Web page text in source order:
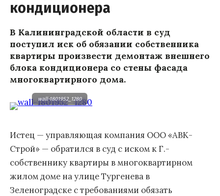
кондиционера
В Калининградской области в суд
поступил иск об обязании собственника
квартиры произвести демонтаж внешнего
блока кондиционера со стены фасада
многоквартирного дома.
wall-1801952_1280
Истец — управляющая компания ООО «АВК-
Строй» — обратился в суд с иском к Г.-
собственнику квартиры в многоквартирном
жилом доме на улице Тургенева в
Зеленоградске с требованиями обязать